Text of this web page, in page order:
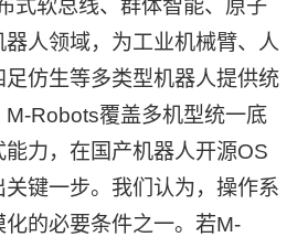
式软总线、群体智能、原子
人领域，为工业机械臂、人
仿生等多类型机器人提供统
Robots覆盖多机型统一底
力，在国产机器人开源OS
键一步。我们认为，操作系
的必要条件之一。若M-